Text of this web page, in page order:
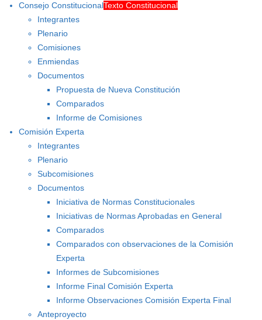
Consejo ConstitucionalTexto Constitucional
Integrantes
Plenario
Comisiones
Enmiendas
Documentos
Propuesta de Nueva Constitución
Comparados
Informe de Comisiones
Comisión Experta
Integrantes
Plenario
Subcomisiones
Documentos
Iniciativa de Normas Constitucionales
Iniciativas de Normas Aprobadas en General
Comparados
Comparados con observaciones de la Comisión
Experta
Informes de Subcomisiones
Informe Final Comisión Experta
Informe Observaciones Comisión Experta Final
Anteproyecto